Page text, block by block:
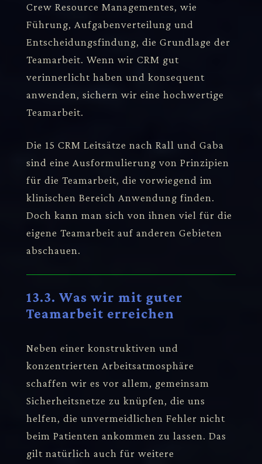
Crew Resource Managementes, wie
Führung, Aufgabenverteilung und
Entscheidungsfindung, die Grundlage der
Teamarbeit. Wenn wir CRM gut
verinnerlicht haben und konsequent
anwenden, sichern wir eine hochwertige
Teamarbeit.
Die 15 CRM Leitsätze nach Rall und Gaba
sind eine Ausformulierung von Prinzipien
für die Teamarbeit, die vorwiegend im
klinischen Bereich Anwendung finden.
Doch kann man sich von ihnen viel für die
eigene Teamarbeit auf anderen Gebieten
abschauen.
13.3. Was wir mit guter
Teamarbeit erreichen
Neben einer konstruktiven und
konzentrierten Arbeitsatmosphäre
schaffen wir es vor allem, gemeinsam
Sicherheitsnetze zu knüpfen, die uns
helfen, die unvermeidlichen Fehler nicht
beim Patienten ankommen zu lassen. Das
gilt natürlich auch für weitere